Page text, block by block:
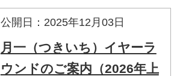
公開日：2025年12月03日
月一（つきいち）イヤーラ
ウンドのご案内（2026年上